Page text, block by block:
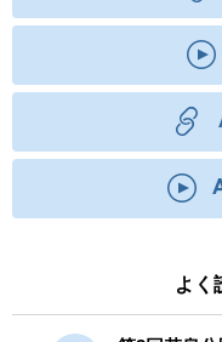
よく